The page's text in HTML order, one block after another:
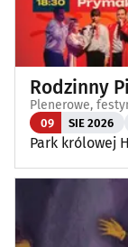
Rodzinny
Plenerowe,
09 SIE 2026
Park królowej